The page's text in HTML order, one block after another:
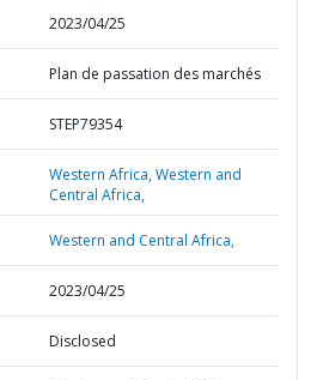
2023/04/25
Plan de passation des marchés
STEP79354
Western Africa,Western and
Central Africa,
Western and Central Africa,
2023/04/25
Disclosed